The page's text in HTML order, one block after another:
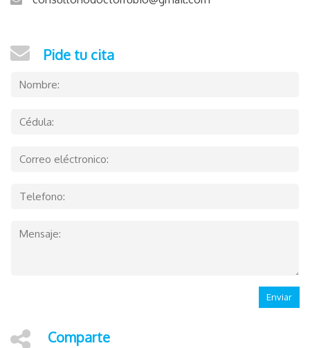
Pide tu cita
Enviar
Comparte